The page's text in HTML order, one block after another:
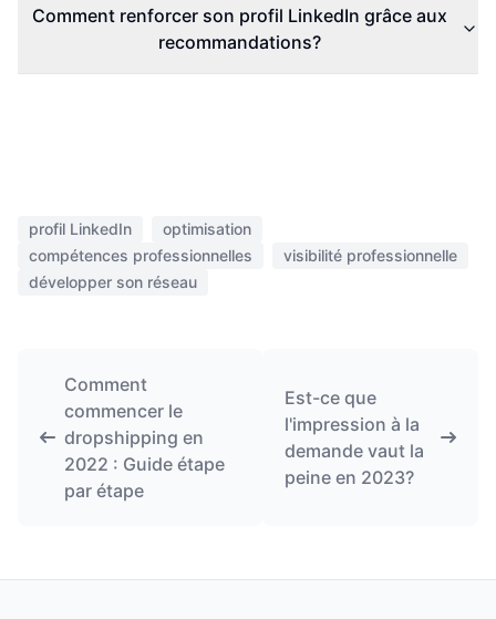
Comment renforcer son profil LinkedIn grâce aux
recommandations?
profil LinkedIn
optimisation
compétences professionnelles
visibilité professionnelle
développer son réseau
Comment
commencer le
dropshipping en
2022 : Guide étape
par étape
Est-ce que
l'impression à la
demande vaut la
peine en 2023?